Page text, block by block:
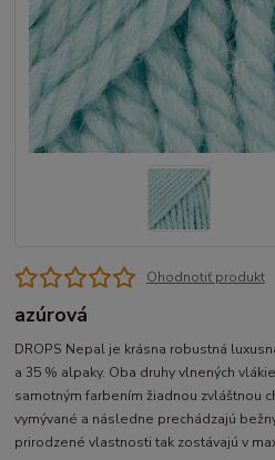
Ohodnotiť produkt
azúrová
DROPS Nepal je krásna robustná
a 35 % alpaky. Oba druhy vlnených
samotným farbením žiadnou zvláštnou
vymývané a následne prechádzajú
prirodzené vlastnosti tak zostávajú v